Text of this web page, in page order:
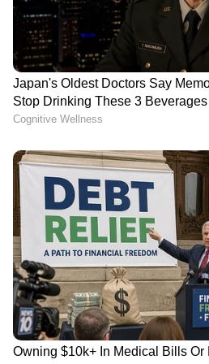
കേരളത്തിലെ എല്ലാ
Newsഅറിയാൻ
ന്യൂസ് വാർത്തകൾ.
തത്സമയ
വിശകലനവും സമഗ്രമായ
എല്ലാം ഒരൊറ്റ
എവിടെയും